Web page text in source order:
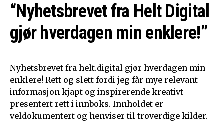
“Nyhetsbrevet fra Helt Digital
gjør hverdagen min enklere!”
Nyhetsbrevet fra helt.digital gjør hverdagen min
enklere! Rett og slett fordi jeg får mye relevant
informasjon kjapt og inspirerende kreativt
presentert rett i innboks. Innholdet er
veldokumentert og henviser til troverdige kilder.